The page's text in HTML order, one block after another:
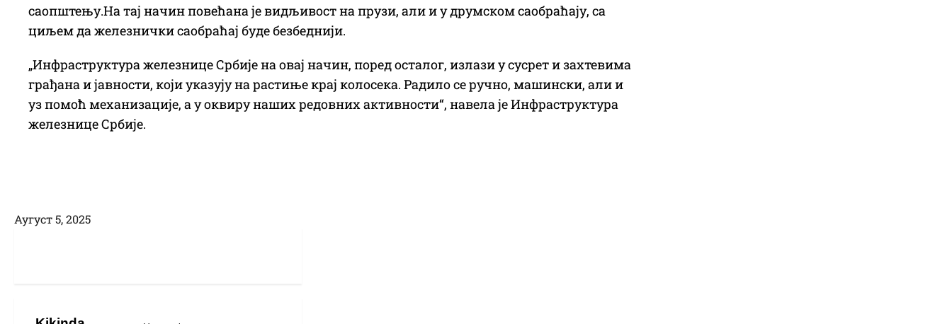
саопштењу.На тај начин повећана је видљивост на прузи, али и у друмском саобраћају, са
циљем да железнички саобраћај буде безбеднији.
„Инфраструктура железнице Србије на овај начин, поред осталог, излази у сусрет и захтевима
грађана и јавности, који указују на растиње крај колосека. Радило се ручно, машински, али и
уз помоћ механизације, а у оквиру наших редовних активности“, навела је Инфраструктура
железнице Србије.
Аугуст 5, 2025